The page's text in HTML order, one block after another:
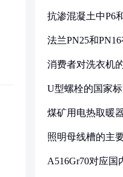
抗渗混凝土中P6
法兰PN25和
消费者对洗衣机
U型螺栓的国家
煤矿用电热取暖
照明母线槽的主
A516Gr70对应国